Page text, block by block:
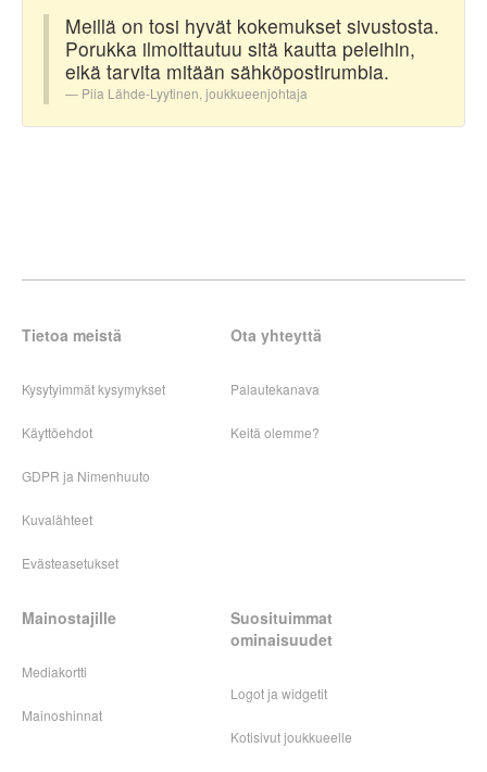
Meillä on tosi hyvät kokemukset sivustosta.
Porukka ilmoittautuu sitä kautta peleihin,
eikä tarvita mitään sähköpostirumbia.
Piia Lähde-Lyytinen, joukkueenjohtaja
Tietoa meistä
Kysytyimmät kysymykset
Käyttöehdot
GDPR ja Nimenhuuto
Kuvalähteet
Evästeasetukset
Ota yhteyttä
Palautekanava
Keitä olemme?
Mainostajille
Mediakortti
Mainoshinnat
Suosituimmat
ominaisuudet
Logot ja widgetit
Kotisivut joukkueelle